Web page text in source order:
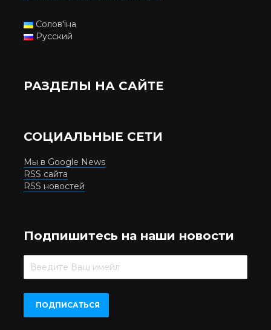
Солов'їна
Русский
РАЗДЕЛЫ НА САЙТЕ
СОЦИАЛЬНЫЕ СЕТИ
Мы в Google News
RSS сайта
RSS новостей
Подпишитесь на наши новости